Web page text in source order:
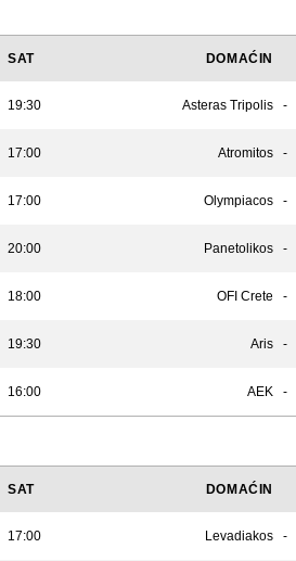
SAT DOMAĆIN
19:30 Asteras Tripolis -
17:00 Atromitos -
17:00 Olympiacos -
20:00 Panetolikos -
18:00 OFI Crete -
19:30 Aris -
16:00 AEK -
SAT DOMAĆIN
17:00 Levadiakos -